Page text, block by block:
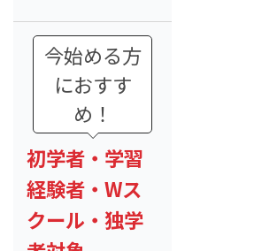
今始める方
におすす
め！
初学者・学習
経験者・Wス
クール・独学